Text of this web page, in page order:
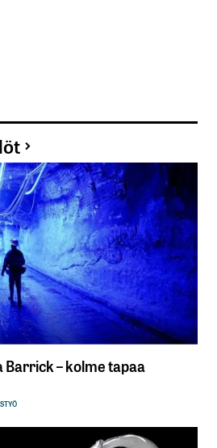
Barrick – kolme tapaa